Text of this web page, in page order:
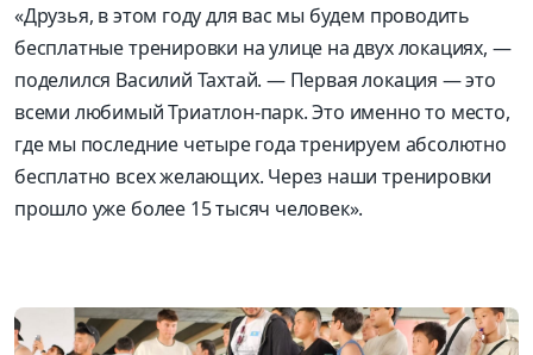
«Друзья, в этом году для вас мы будем проводить
бесплатные тренировки на улице на двух локациях, —
поделился Василий Тахтай. — Первая локация — это
всеми любимый Триатлон-парк. Это именно то место,
где мы последние четыре года тренируем абсолютно
бесплатно всех желающих. Через наши тренировки
прошло уже более 15 тысяч человек».